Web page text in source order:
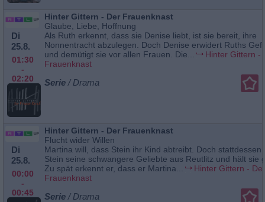
Di
25.8.
01:30
-
02:20
Hinter Gittern - Der Frauenknast
Glaube, Liebe, Hoffnung
Als Ruth erkennt, dass sie Denise liebt, ist sie bereit, ihre
Nonnentracht abzulegen. Doch Denise erwidert Ruths
und demütigt sie vor allen Frauen. Die...
Hinter Gittern -
Frauenknast
Serie / Drama
Di
25.8.
00:00
-
00:45
Hinter Gittern - Der Frauenknast
Flucht wider Willen
Martina will, dass Stein ihr Kind abtreibt. Doch stattdessen
Stein seine schwangere Geliebte aus Reutlitz und hält sie
Zu spät erkennt er, dass er Martina...
Hinter Gittern - Der
Frauenknast
Serie / Drama